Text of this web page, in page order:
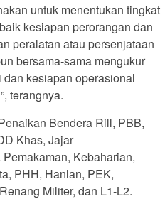
untuk menentukan tingkat
kesiapan perorangan dan
peralatan atau persenjataan
bersama-sama mengukur
kesiapan operasional
terangnya.
Bendera Rill, PBB,
Khas, Jajar
Kebaharian,
PHH, Hanlan, PEK,
Militer, dan L1-L2.